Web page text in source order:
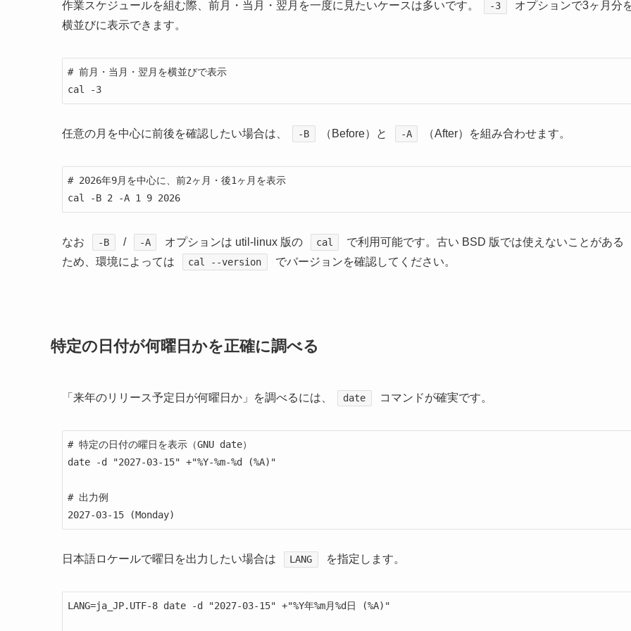
作業スケジュールを組む際、前月・当月・翌月を一度に見たいケースは多いです。 -3
オプションで3ヶ月分
横並びに表示できます。
# 前月・当月・翌月を横並びで表示
cal -3
任意の月を中心に前後を確認したい場合は、 -B （Before）と -A （After）を組み合わせます。
# 2026年9月を中心に、前2ヶ月・後1ヶ月を表示
cal -B 2 -A 1 9 2026
なお -B / -A オプションは util-linux 版の cal
で利用可能です。古い BSD 版では使えないことがある
ため、環境によっては
cal --version でバージョンを確認してください。
特定の日付が何曜日かを正確に調べる
「来年のリリース予定日が何曜日か」を調べるには、 date コマンドが確実です。
# 特定の日付の曜日を表示（GNU date）
date -d "2027-03-15" +"%Y-%m-%d (%A)"
# 出力例
2027-03-15 (Monday)
日本語ロケールで曜日を出力したい場合は LANG を指定します。
LANG=ja_JP.UTF-8 date -d "2027-03-15" +"%Y年%m月%d日 (%A)"